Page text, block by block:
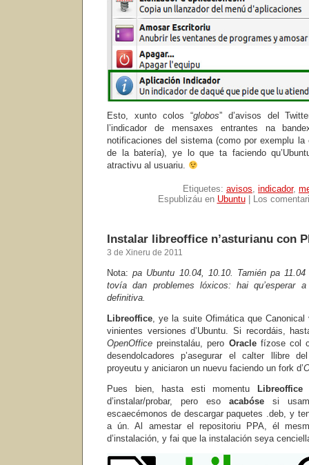
Esto, xunto colos “globos” d’avisos del
l’indicador de mensaxes entrantes na
notificaciones del sistema (como por exemplu
de la batería), ye lo que ta faciendo
atractivu al usuariu.
Etiquetes: avisos, indicador,
Espublizáu en Ubuntu| Los
Instalar libreoffice n’asturianu con
3 de Xineru de 2011
Nota:pa Ubuntu 10.04, 10.10. Tamién pa 11.04
tovía dan problemes lóxicos: hai
definitiva.
Libreoffice, ye la suite Ofimática que
vinientes versiones d’Ubuntu. Si recordáis,
OpenOffice preinstaláu, pero Oraclefízose col
desendolcadores p’asegurar el calter llibre
proyeutu y aniciaron un nuevu faciendo un fork d’
Pues bien, hasta esti momentu
Libreoffice
d’instalar/probar, pero eso acabóse si
escaecémonos de descargar paquetes .deb, y
a ún. Al amestar el repositoriu PPA, él
d’instalación, y fai que la instalación seya